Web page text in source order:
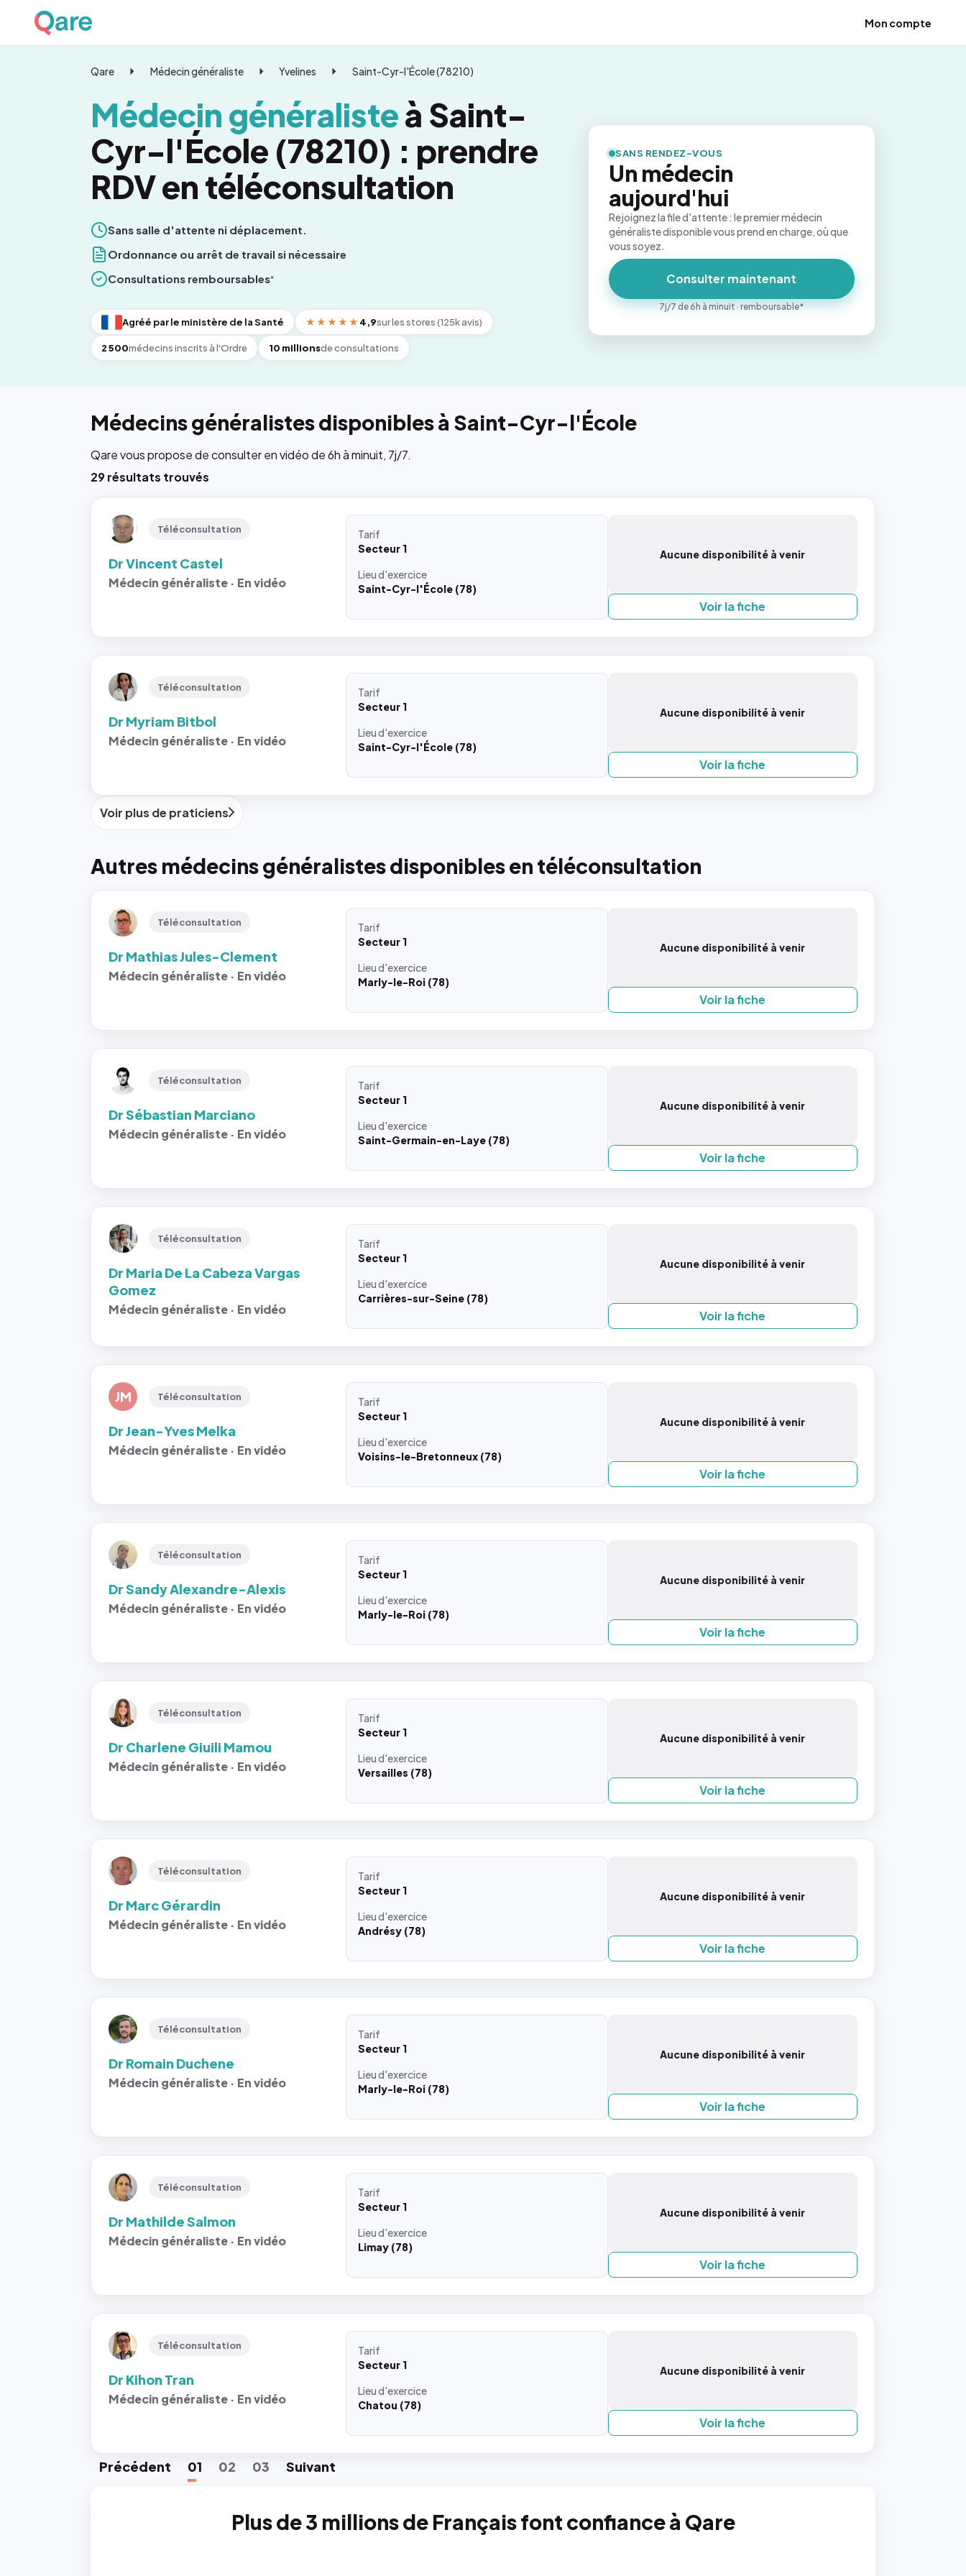
Mon compte
Qare Médecin généraliste Yvelines Saint-Cyr-l'École (78210)
Médecin généralisteà Saint-
Cyr-l'École (78210) : prendre
RDV en téléconsultation
Sans salle d'attente ni déplacement.
Ordonnance ou arrêt de travail si nécessaire
Consultations remboursables*
Agréé par le ministère de la Santé ★★★★★ 4,9sur les stores (125k avis)
2 500médecins inscrits à l'Ordre 10 millionsde consultations
SANS RENDEZ-VOUS
Un médecin
aujourd'hui
Rejoignez la file d'attente : le premier médecin
généraliste disponible vous prend en charge, où que
vous soyez.
Consulter maintenant
7j/7 de 6h à minuit · remboursable*
Médecins généralistes disponibles à Saint-Cyr-l'École
Qare vous propose de consulter en vidéo de 6h à minuit, 7j/7.
29 résultats trouvés
Téléconsultation
Dr Vincent Castel
Médecin généraliste · En vidéo
Tarif
Secteur 1
Lieud'exercice
Saint-Cyr-l'École (78)
Aucune disponibilité à venir
Voir la fiche
Téléconsultation
Dr Myriam Bitbol
Médecin généraliste · En vidéo
Tarif
Secteur 1
Lieud'exercice
Saint-Cyr-l'École (78)
Aucune disponibilité à venir
Voir la fiche
Voir plus de praticiens
Autres médecins généralistes disponibles en téléconsultation
Téléconsultation
Dr Mathias Jules-Clement
Médecin généraliste · En vidéo
Tarif
Secteur 1
Lieud'exercice
Marly-le-Roi (78)
Aucune disponibilité à venir
Voir la fiche
Téléconsultation
Dr Sébastian Marciano
Médecin généraliste · En vidéo
Tarif
Secteur 1
Lieud'exercice
Saint-Germain-en-Laye (78)
Aucune disponibilité à venir
Voir la fiche
Téléconsultation
Dr Maria De La Cabeza Vargas
Gomez
Médecin généraliste · En vidéo
Tarif
Secteur 1
Lieud'exercice
Carrières-sur-Seine (78)
Aucune disponibilité à venir
Voir la fiche
JM Téléconsultation
Dr Jean-Yves Melka
Médecin généraliste · En vidéo
Tarif
Secteur 1
Lieud'exercice
Voisins-le-Bretonneux (78)
Aucune disponibilité à venir
Voir la fiche
Téléconsultation
Dr Sandy Alexandre-Alexis
Médecin généraliste · En vidéo
Tarif
Secteur 1
Lieud'exercice
Marly-le-Roi (78)
Aucune disponibilité à venir
Voir la fiche
Téléconsultation
Dr Charlene Giuili Mamou
Médecin généraliste · En vidéo
Tarif
Secteur 1
Lieud'exercice
Versailles (78)
Aucune disponibilité à venir
Voir la fiche
Téléconsultation
Dr Marc Gérardin
Médecin généraliste · En vidéo
Tarif
Secteur 1
Lieud'exercice
Andrésy (78)
Aucune disponibilité à venir
Voir la fiche
Téléconsultation
Dr Romain Duchene
Médecin généraliste · En vidéo
Tarif
Secteur 1
Lieud'exercice
Marly-le-Roi (78)
Aucune disponibilité à venir
Voir la fiche
Téléconsultation
Dr Mathilde Salmon
Médecin généraliste · En vidéo
Tarif
Secteur 1
Lieud'exercice
Limay (78)
Aucune disponibilité à venir
Voir la fiche
Téléconsultation
Dr Kihon Tran
Médecin généraliste · En vidéo
Tarif
Secteur 1
Lieud'exercice
Chatou (78)
Aucune disponibilité à venir
Voir la fiche
Précédent 01 02 03 Suivant
Plus de 3 millions de Français font confiance à Qare